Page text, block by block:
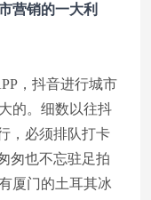
营销的一大利
，抖音进行城市
的。细数以往抖
，必须排队打卡
匆也不忘驻足拍
厦门的土耳其冰